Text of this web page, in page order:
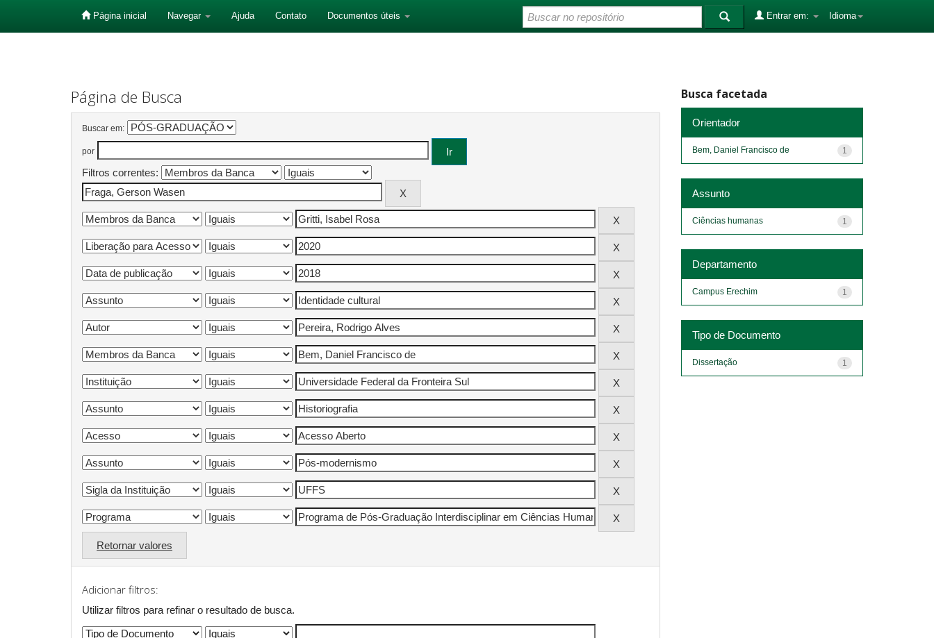
Página inicial Navegar Ajuda Contato Documentos úteis Idioma
Entrar em:
Página de Busca
Buscar em:
por
Filtros correntes:
Retornar valores
Adicionar filtros:
Utilizar filtros para refinar o resultado de busca.
Busca facetada
Orientador
1
Bem, Daniel Francisco de
Assunto
1
Ciências humanas
Departamento
1
Campus Erechim
Tipo de Documento
1
Dissertação